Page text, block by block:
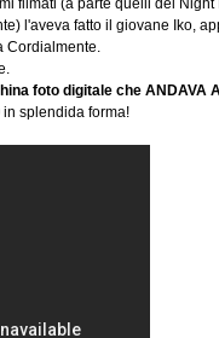
filmati (a parte quelli del Night
l'aveva fatto il giovane Iko,
Cordialmente.
foto digitale che ANDAVA
in splendida forma!